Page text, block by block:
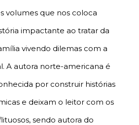
volumes que nos coloca
impactante ao tratar da
vivendo dilemas com a
A autora norte-americana é
por construir histórias
e deixam o leitor com os
sendo autora do